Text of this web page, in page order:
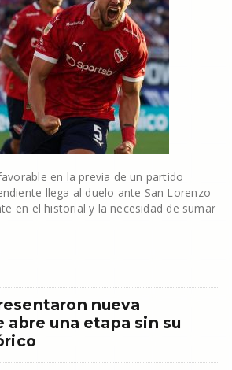
en la previa de un partido
llega al duelo ante San Lorenzo
en el historial y la necesidad de sumar
nueva
abre una etapa sin su